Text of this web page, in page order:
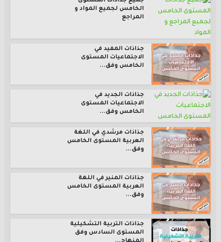
الخامس لجميع المواد و
المراجع
جذاذات المفيد في
الاجتماعيات المستوى
الخامس وفق...
جذاذات الجديد في
الاجتماعيات المستوى
الخامس وفق...
جذاذات مرشدي في اللغة
العربية المستوى الخامس
وفق...
جذاذات المنير في اللغة
العربية المستوى الخامس
وفق...
جذاذات التربية التشكيلية
المستوى السادس وفق